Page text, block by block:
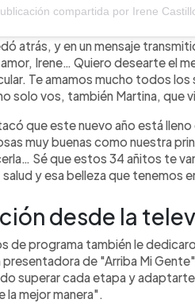
compartida por Irene
atrás, y en un mensaje
Irene… Quiero desearte el
Te amamos mucho todos
solo vos, también Martina, que
que este nuevo año está
muy buenas como nuestra
Sé que estos 34 añitos te
y esa belleza que tenemos
desde la
de programa también le
de "Arriba Mi
superar cada etapa y
la mejor manera".